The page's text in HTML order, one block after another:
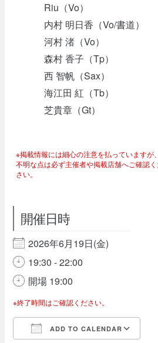
Riu（Vo）
内村 明日香（Vo/書道）
河村 渚（Vo）
森村 香子（Tp）
西 智帆（Sax）
海江田 紅（Tb）
芝貴章（Gt）
※掲載情報には細心の注意を払っていますが、
不明な点は必ず主催者や掲載店舗へご確認
さい。
開催日時
2026年6月19日(金)
19:30 - 22:00
開場 19:00
※終了時間はご確認ください。
ADD TO CALENDAR